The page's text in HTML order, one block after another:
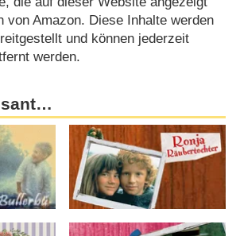
von Amazon. Diese Inhalte werden
und können jederzeit
werden.